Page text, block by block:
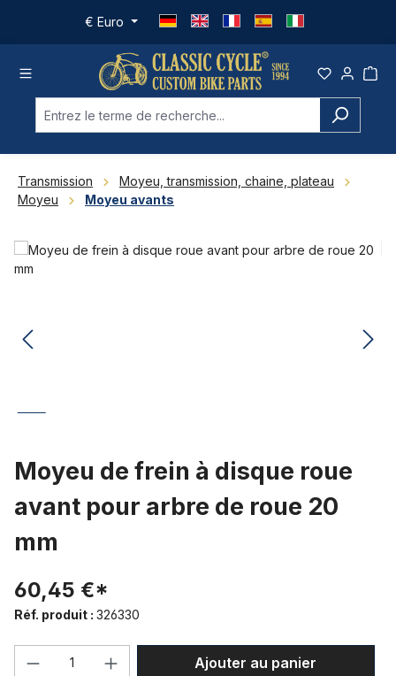
Passer au contenu principal
€ Euro
Transmission
Moyeu, transmission, chaine, plateau
Moyeu
Moyeu avants
Ignorer la galerie d'images
Moyeu de frein à disque roue
avant pour arbre de roue 20
mm
60,45 €*
Réf. produit : 326330
Quantité de produit : Entrez la
Ajouter au panier